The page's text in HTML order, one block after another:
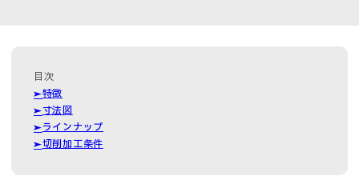
特徴
寸法図
ラインナップ
切削加工条件